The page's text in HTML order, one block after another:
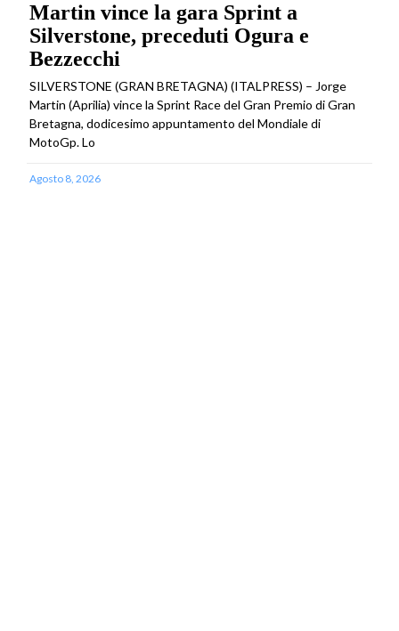
Martin vince la gara Sprint a
Silverstone, preceduti Ogura e
Bezzecchi
SILVERSTONE (GRAN BRETAGNA) (ITALPRESS) – Jorge
Martin (Aprilia) vince la Sprint Race del Gran Premio di Gran
Bretagna, dodicesimo appuntamento del Mondiale di
MotoGp. Lo
Agosto 8, 2026